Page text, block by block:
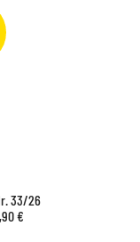
33/26
€